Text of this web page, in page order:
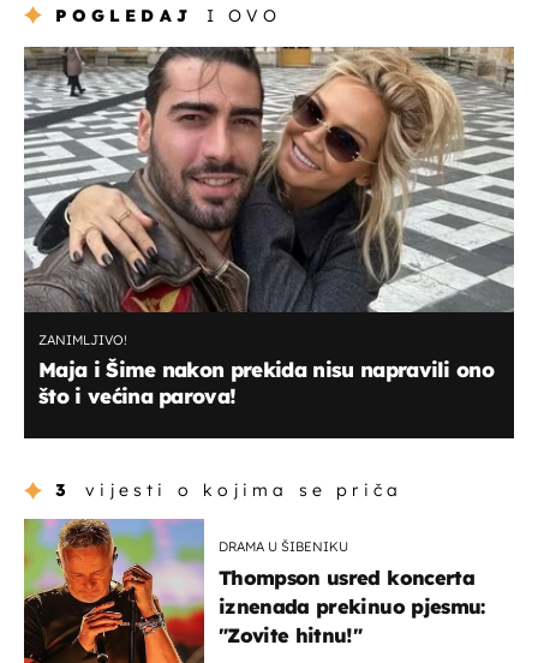
POGLEDAJ I OVO
ZANIMLJIVO!
Maja i Šime nakon prekida nisu napravili ono
što i većina parova!
3 vijesti o kojima se priča
DRAMA U ŠIBENIKU
Thompson usred koncerta
iznenada prekinuo pjesmu:
"Zovite hitnu!"